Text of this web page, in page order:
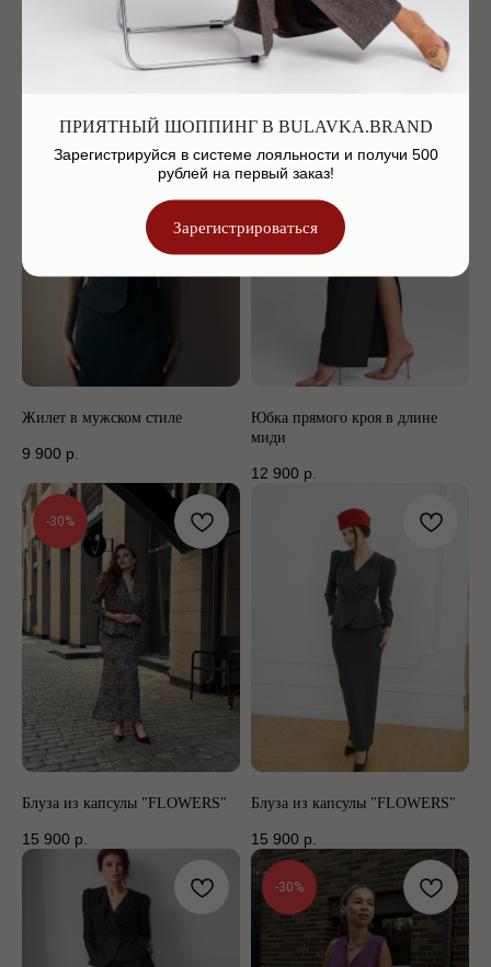
Жакет с мужского плеча Жилет в мужском стиле
Жилет в мужском стиле
9 900 р.
Юбка прямого кроя в длине
миди
12 900 р.
-30%
Блуза из капсулы "FLOWERS"
15 900 р.
Блуза из капсулы "FLOWERS"
15 900 р.
-30%
ПРИЯТНЫЙ ШОППИНГ В BULAVKA.BRAND
Зарегистрируйся в системе лояльности и получи 500
рублей на первый заказ!
Зарегистрироваться